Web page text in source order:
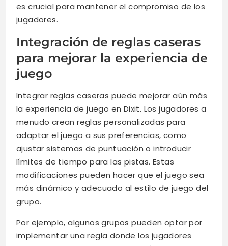
es crucial para mantener el compromiso de los
jugadores.
Integración de reglas caseras
para mejorar la experiencia de
juego
Integrar reglas caseras puede mejorar aún más
la experiencia de juego en Dixit. Los jugadores a
menudo crean reglas personalizadas para
adaptar el juego a sus preferencias, como
ajustar sistemas de puntuación o introducir
límites de tiempo para las pistas. Estas
modificaciones pueden hacer que el juego sea
más dinámico y adecuado al estilo de juego del
grupo.
Por ejemplo, algunos grupos pueden optar por
implementar una regla donde los jugadores